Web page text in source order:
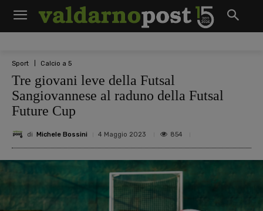
Sport Calcio a 5
Tre giovani leve della Futsal
Sangiovannese al raduno della Futsal
Future Cup
di Michele Bossini 4 Maggio 2023 854